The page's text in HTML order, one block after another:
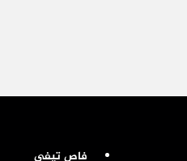
فاص تيفي